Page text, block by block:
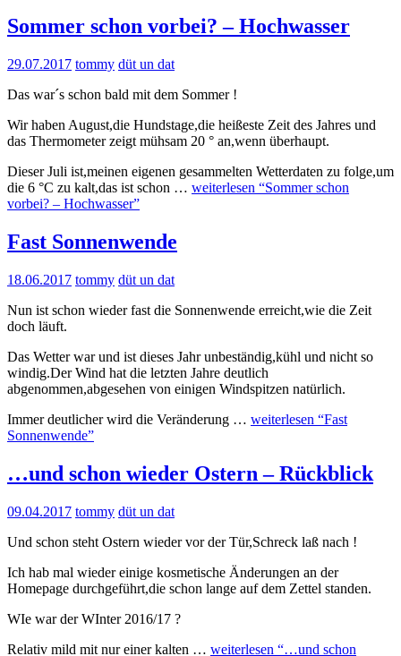
Sommer schon vorbei? – Hochwasser
29.07.2017 tommy düt un dat
Das war´s schon bald mit dem Sommer !
Wir haben August,die Hundstage,die heißeste Zeit des Jahres und
das Thermometer zeigt mühsam 20 ° an,wenn überhaupt.
Dieser Juli ist,meinen eigenen gesammelten Wetterdaten zu folge,um
die 6 °C zu kalt,das ist schon … weiterlesen “Sommer schon
vorbei? – Hochwasser”
Fast Sonnenwende
18.06.2017 tommy düt un dat
Nun ist schon wieder fast die Sonnenwende erreicht,wie die Zeit
doch läuft.
Das Wetter war und ist dieses Jahr unbeständig,kühl und nicht so
windig.Der Wind hat die letzten Jahre deutlich
abgenommen,abgesehen von einigen Windspitzen natürlich.
Immer deutlicher wird die Veränderung … weiterlesen “Fast
Sonnenwende”
…und schon wieder Ostern – Rückblick
09.04.2017 tommy düt un dat
Und schon steht Ostern wieder vor der Tür,Schreck laß nach !
Ich hab mal wieder einige kosmetische Änderungen an der
Homepage durchgeführt,die schon lange auf dem Zettel standen.
WIe war der WInter 2016/17 ?
Relativ mild mit nur einer kalten … weiterlesen “…und schon